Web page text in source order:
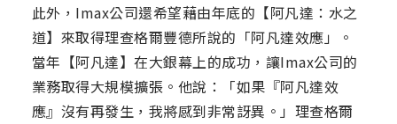
此外，Imax公司還希望藉由年底的【阿凡達：水之
道】來取得理查格爾豐德所說的「阿凡達效應」。
當年【阿凡達】在大銀幕上的成功，讓Imax公司的
業務取得大規模擴張。他說：「如果『阿凡達效
應』沒有再發生，我將感到非常訝異。」理查格爾